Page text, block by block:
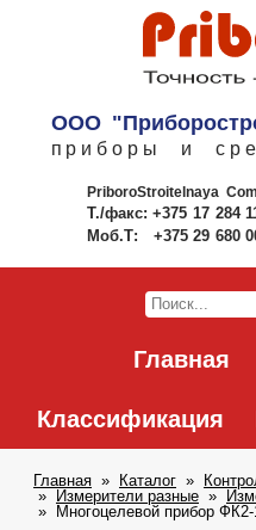
ООО
приборы и
PriboroStroitelnaya
Т./факс: +375 17 284
Моб.Т:
+375 29 680
Главная
Классификация
Главная Каталог
Измерители разные
Многоцелевой прибор ФК2-